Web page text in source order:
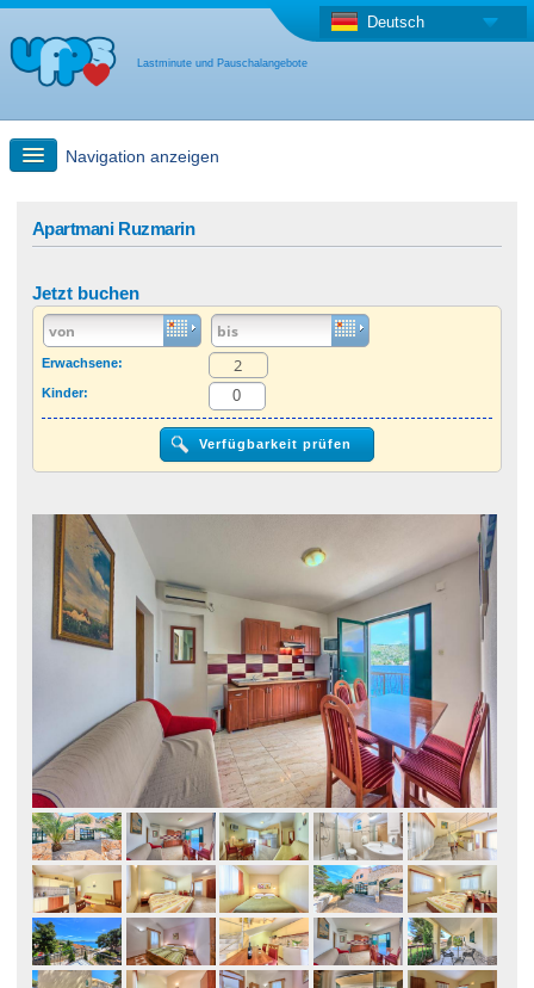
Lastminute und Pauschalangebote
Deutsch
Navigation anzeigen
Last Minute Angebot + Pauschalangebot
Anderes Land
Apartmani Ruzmarin
Jetzt buchen
Erwachsene:
Kinder: